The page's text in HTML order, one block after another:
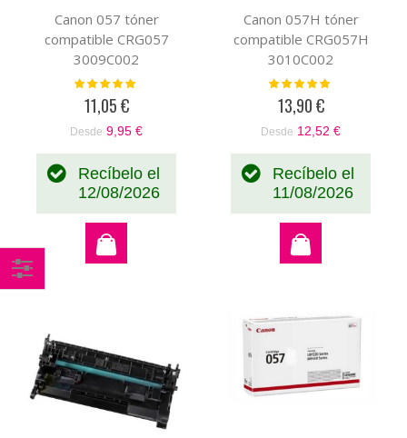
Canon 057 tóner
compatible CRG057
3009C002
Valoración:
11,05 €
Desde 9,95 €
Recíbelo el
12/08/2026
Canon 057H tóner
compatible CRG057H
3010C002
Valoración:
13,90 €
Desde 12,52 €
Recíbelo el
11/08/2026
Comprar